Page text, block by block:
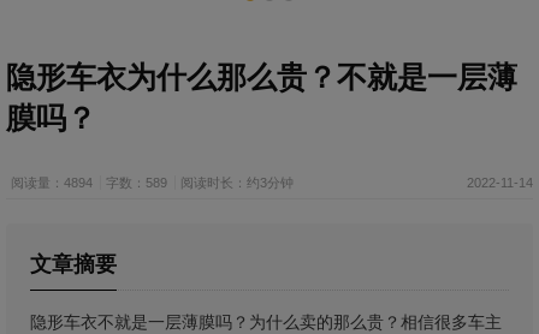
隐形车衣为什么那么贵？不就是一层薄
膜吗？
阅读量：4894 字数：589 阅读时长：约3分钟 2022-11-14
文章摘要
隐形车衣不就是一层薄膜吗？为什么卖的那么贵？相信很多车主